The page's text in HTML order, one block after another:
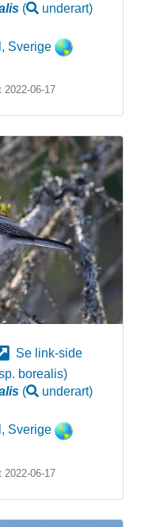
( underart)
, Sverige
2022-06-17
Se link-side
borealis)
( underart)
, Sverige
2022-06-17